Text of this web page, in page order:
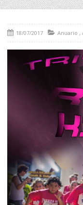
18/07/2017 Anuario ,